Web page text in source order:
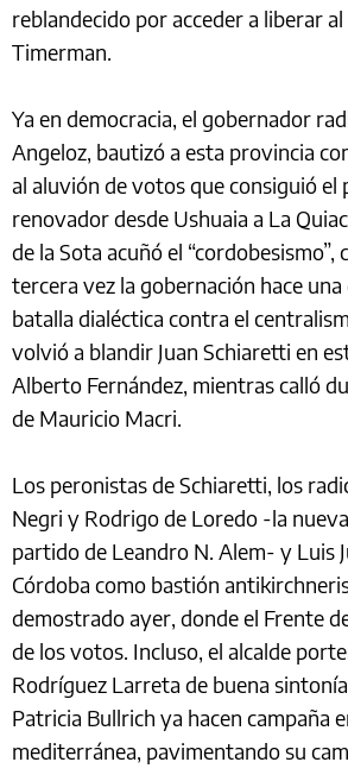
reblandecido por acceder a liberar
Timerman.
Ya en democracia, el gobernador
Angeloz, bautizó a esta provincia
al aluvión de votos que consiguió el
renovador desde Ushuaia a La
de la Sota acuñó el
tercera vez la gobernación hace una
batalla dialéctica contra el
volvió a blandir Juan Schiaretti en
Alberto Fernández, mientras calló
de Mauricio Macri.
Los peronistas de Schiaretti, los
Negri y Rodrigo de Loredo -la
partido de Leandro N. Alem- y Luis
Córdoba como bastión
demostrado ayer, donde el Frente
de los votos. Incluso, el alcalde
Rodríguez Larreta de buena
Patricia Bullrich ya hacen campaña
mediterránea, pavimentando su